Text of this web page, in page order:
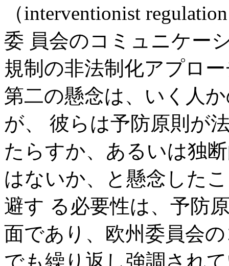
（interventionist
委 員会のコミュニケー
規制の非法制化アプロ
第二の懸念は、いく人
が、 彼らは予防原則が
たらすか、あるいは独
はないか、と懸念した
避す る必要性は、予防
面であり、欧州委員会
でも繰り返し強調され